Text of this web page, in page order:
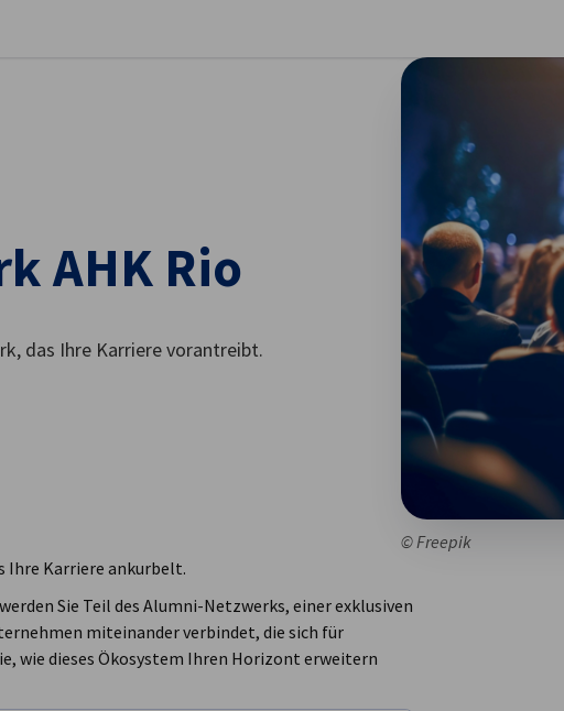
AHK Rio
das Ihre Karriere vorantreibt.
© Freepik
Ihre Karriere ankurbelt.
Sie Teil des Alumni-Netzwerks, einer exklusiven
miteinander verbindet, die sich für
wie dieses Ökosystem Ihren Horizont erweitern